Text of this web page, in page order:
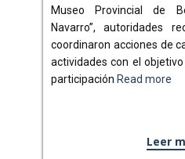
Museo Provincial de
Navarro”, autoridades
coordinaron acciones de
actividades con el
participación Read more
Leer